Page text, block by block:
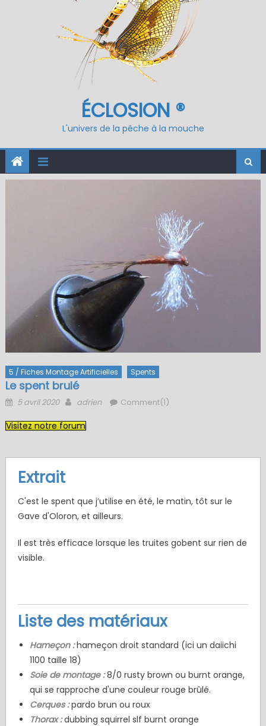
ÉCLOSION ®
L'univers de la pêche à la mouche
5 / Fiches Montage Artificielles Spents
Le spent brulé
Posted
5 avril 2020 Author
adrien Comment(1)
Visitez notre forum
Extrait
C'est le spent que j’utilise en été, le matin, tôt sur le
Gave d'Oloron, et ailleurs.
Il est très efficace lorsque les truites gobent sur rien de
visible.
Liste des matériaux
Hameçon :hameçon droit standard (ici un daiichi
1100 taille 18)
Soie de montage :8/0 rusty brown ou burnt orange,
qui se rapproche d'une couleur rouge brûlé.
Cerques :pardo brun ou roux
Thorax :dubbing squirrel slf burnt orange